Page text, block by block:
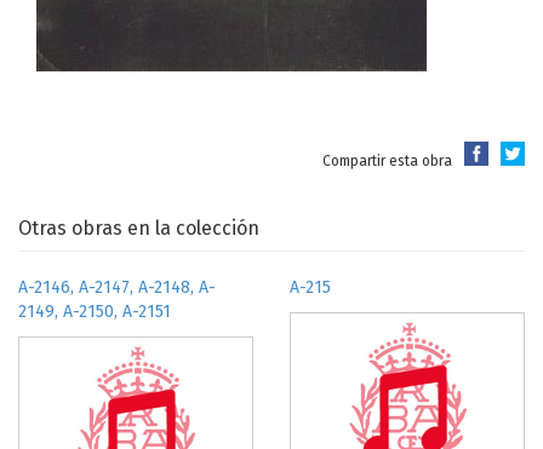
Compartir esta obra
Otras obras en la colección
A-2146, A-2147, A-2148, A-
2149, A-2150, A-2151
A-215